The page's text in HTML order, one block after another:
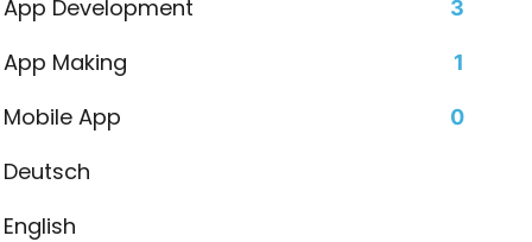
App Development 3
App Making 1
Mobile App 0
Deutsch
English